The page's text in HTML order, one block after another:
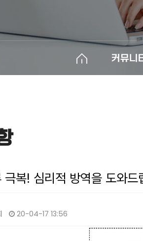
커뮤니
극복! 심리적 방역을 도와드
20-04-17 13:56